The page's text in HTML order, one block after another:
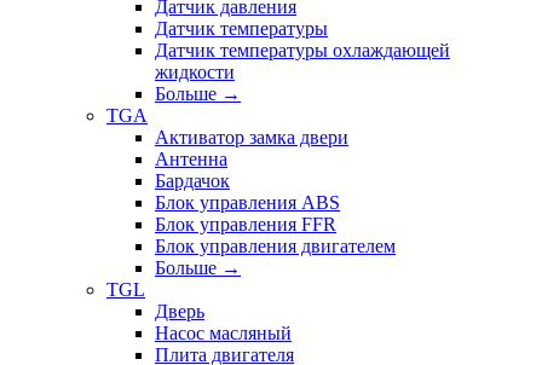
Датчик давления
Датчик температуры
Датчик температуры охлаждающей
жидкости
Больше →
TGA
Активатор замка двери
Антенна
Бардачок
Блок управления ABS
Блок управления FFR
Блок управления двигателем
Больше →
TGL
Дверь
Насос масляный
Плита двигателя